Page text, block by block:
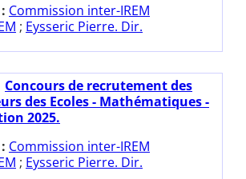
Commission inter-IREM
; Eysseric Pierre. Dir.
Concours de recrutement des
des Ecoles - Mathématiques -
2025.
Commission inter-IREM
; Eysseric Pierre. Dir.